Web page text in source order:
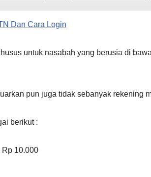
Dan Cara Login
untuk nasabah yang berusia di
pun juga tidak sebanyak rekening
berikut :
Rp 10.000